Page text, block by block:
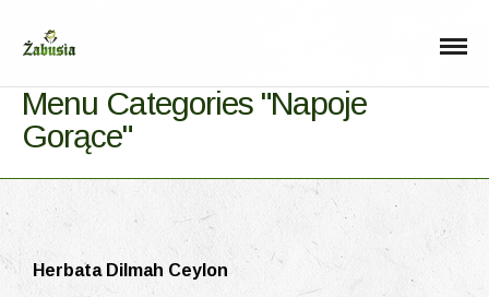
Menu Categories "Napoje
Gorące"
Herbata Dilmah Ceylon